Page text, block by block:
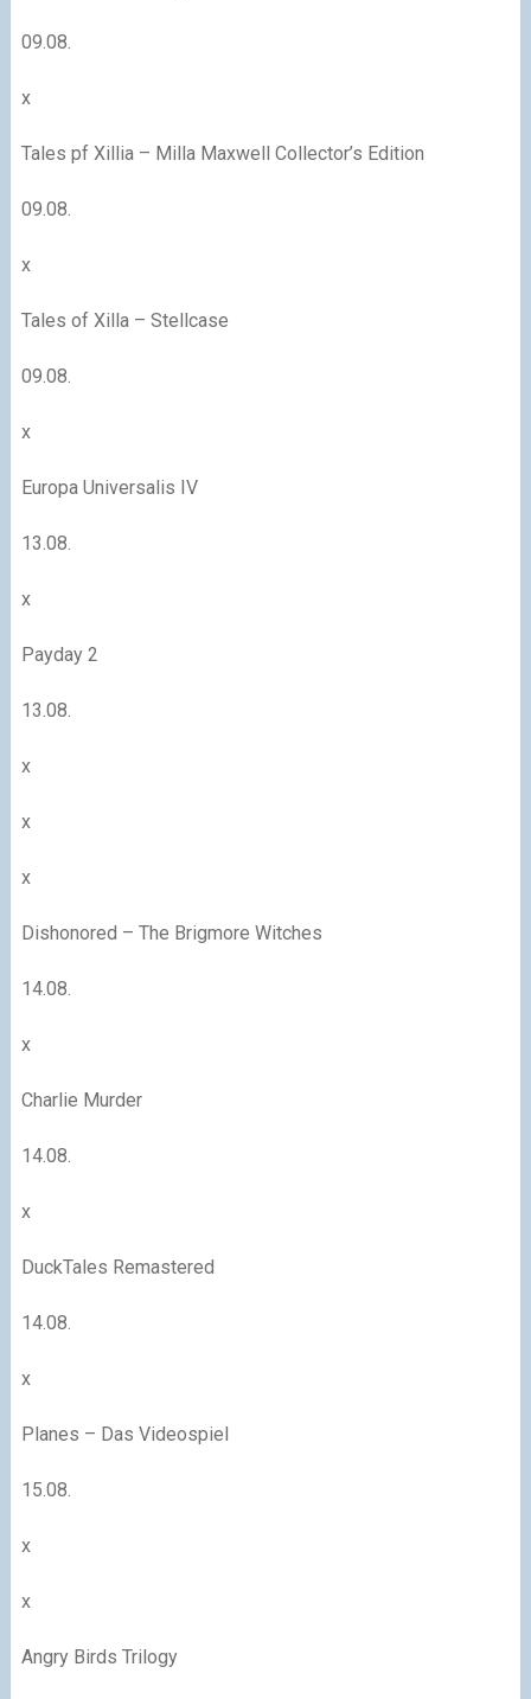
09.08.
x
Tales pf Xillia – Milla Maxwell Collector’s Edition
09.08.
x
Tales of Xilla – Stellcase
09.08.
x
Europa Universalis IV
13.08.
x
Payday 2
13.08.
x
x
x
Dishonored – The Brigmore Witches
14.08.
x
Charlie Murder
14.08.
x
DuckTales Remastered
14.08.
x
Planes – Das Videospiel
15.08.
x
x
Angry Birds Trilogy